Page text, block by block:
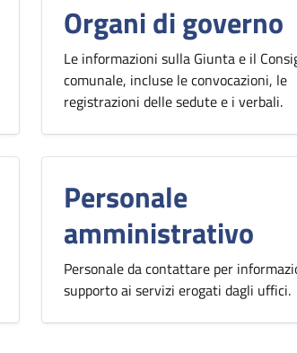
Organi di governo
Le informazioni sulla Giunta e il
comunale, incluse le convocazioni, le
registrazioni delle sedute e i verbali.
Personale
amministrativo
Personale da contattare per
supporto ai servizi erogati dagli uffici.